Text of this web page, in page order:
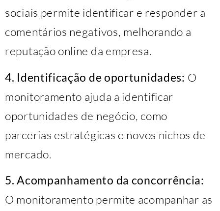
sociais permite identificar e responder a
comentários negativos, melhorando a
reputação online da empresa.
4. Identificação de oportunidades: O
monitoramento ajuda a identificar
oportunidades de negócio, como
parcerias estratégicas e novos nichos de
mercado.
5. Acompanhamento da concorrência:
O monitoramento permite acompanhar as